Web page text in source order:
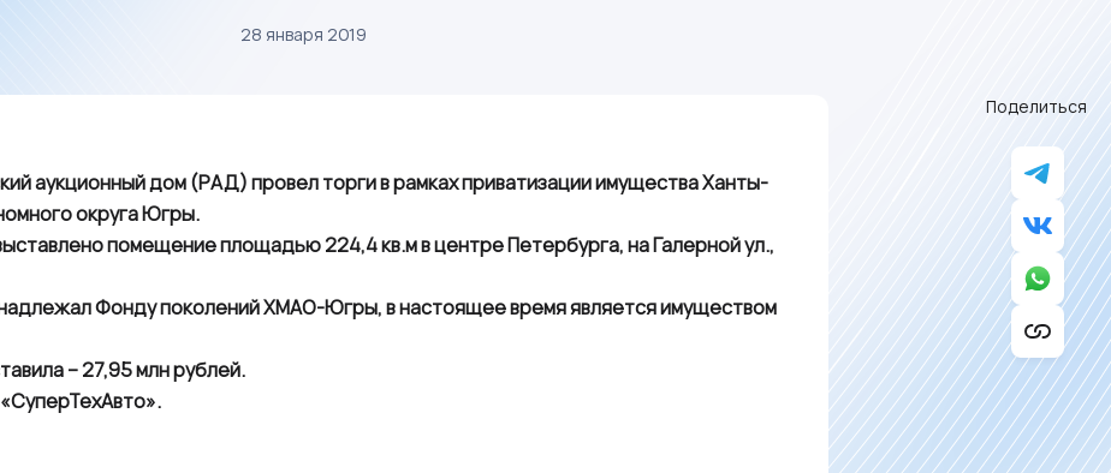
28 января 2019
аукционный дом (РАД) провел торги в рамках приватизации имущества Ханты-
округа Югры.
помещение площадью 224,4 кв.м в центре Петербурга, на Галерной ул.,
Фонду поколений ХМАО-Югры, в настоящее время является имуществом
– 27,95 млн рублей.
Поделиться